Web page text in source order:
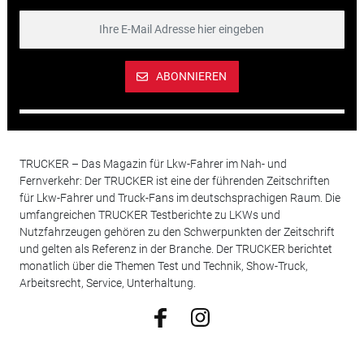
ABONNIEREN
TRUCKER – Das Magazin für Lkw-Fahrer im Nah- und
Fernverkehr: Der TRUCKER ist eine der führenden Zeitschriften
für Lkw-Fahrer und Truck-Fans im deutschsprachigen Raum. Die
umfangreichen TRUCKER Testberichte zu LKWs und
Nutzfahrzeugen gehören zu den Schwerpunkten der Zeitschrift
und gelten als Referenz in der Branche. Der TRUCKER berichtet
monatlich über die Themen Test und Technik, Show-Truck,
Arbeitsrecht, Service, Unterhaltung.